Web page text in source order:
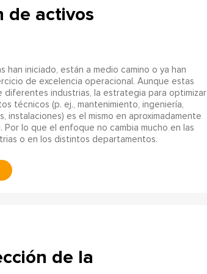
de activos
han iniciado, están a medio camino o ya han
de excelencia operacional. Aunque estas
diferentes industrias, la estrategia para optimizar
técnicos (p. ej., mantenimiento, ingeniería,
instalaciones) es el mismo en aproximadamente
Por lo que el enfoque no cambia mucho en las
o en los distintos departamentos.
de la